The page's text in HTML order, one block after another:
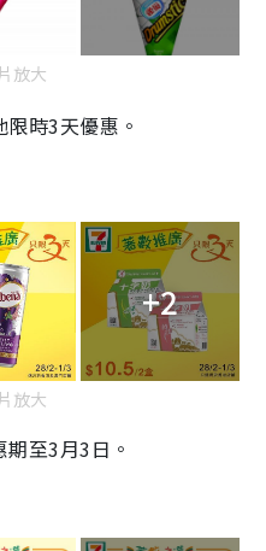
放大
限時3天優惠 。
+2
放大
至3月3日。